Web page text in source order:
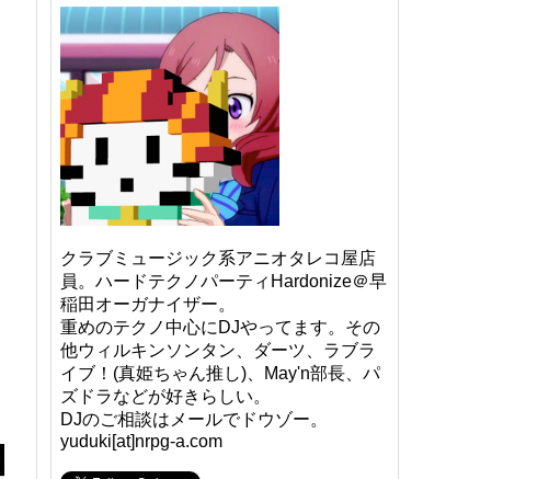
クラブミュージック系アニオタレコ屋店
員。ハードテクノパーティHardonize＠早
稲田オーガナイザー。
重めのテクノ中心にDJやってます。その
他ウィルキンソンタン、ダーツ、ラブラ
イブ！(真姫ちゃん推し)、May'n部長、パ
ズドラなどが好きらしい。
DJのご相談はメールでドウゾー。
yuduki[at]nrpg-a.com